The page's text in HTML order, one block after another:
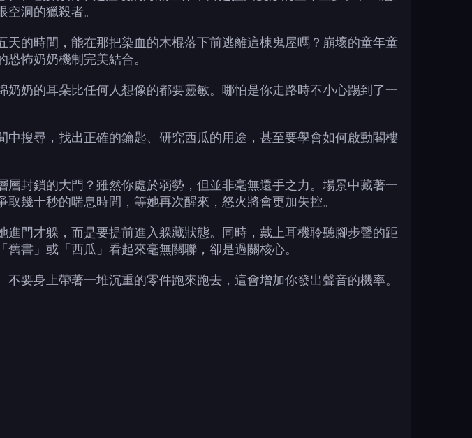
洞的獵殺者。
的時間，能在那把染血的木棍落下前逃離這棟鬼屋嗎？崩壞的童年童
怖奶奶機制完美結合。
奶的耳朵比任何人想像的都要靈敏。哪怕是你走路時不小心踢到了一
搜尋，找出正確的鑰匙、研究西瓜的用途，甚至要學會如何啟動閣樓
封鎖的大門？雖然你處於弱勢，但並非毫無還手之力。場景中藏著一
幾十秒的喘息時間，等她再次醒來，怒火將會更加失控。
門才躲，而是要提前進入躲藏狀態。同時，戴上耳機聆聽腳步聲的距
書」或「西瓜」看起來毫無關聯，卻是過關核心。
要身上帶著一堆沉重的零件跑來跑去，這會增加你發出聲音的機率。